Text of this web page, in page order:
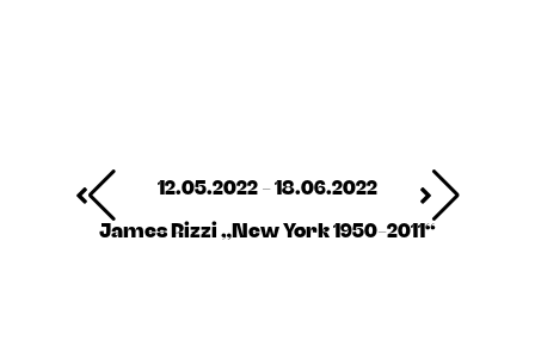
12.05.2022 - 18.06.2022
James Rizzi „New York 1950-2011“